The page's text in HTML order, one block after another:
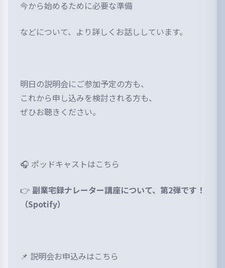
今から始めるために必要な準備
などについて、より詳しくお話ししています。
明日の説明会にご参加予定の方も、
これから申し込みを検討される方も、
ぜひお聴きください。
🎧 ポッドキャストはこちら
👉 副業宅録ナレーター講座について、第2弾です！
（Spotify）
📌 説明会お申込みはこちら